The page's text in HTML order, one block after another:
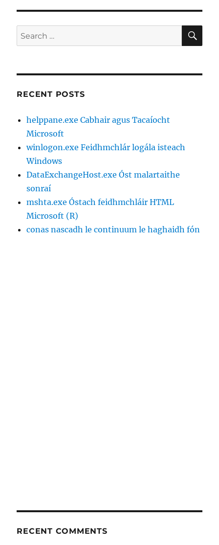
Search
for:
RECENT POSTS
helppane.exe Cabhair agus Tacaíocht
Microsoft
winlogon.exe Feidhmchlár logála isteach
Windows
DataExchangeHost.exe Óst malartaithe
sonraí
mshta.exe Óstach feidhmchláir HTML
Microsoft (R)
conas nascadh le continuum le haghaidh fón
RECENT COMMENTS